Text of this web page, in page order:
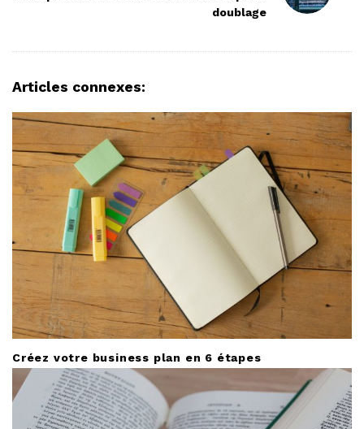
doublage
Articles connexes:
Créez votre business plan en 6 étapes